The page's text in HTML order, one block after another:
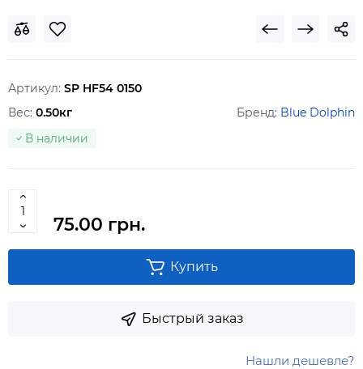
Артикул: SP HF54 0150
Бренд: Blue Dolphin
В наличии
Вес: 0.50кг
75.00 грн.
Купить
Быстрый заказ
Нашли дешевле?